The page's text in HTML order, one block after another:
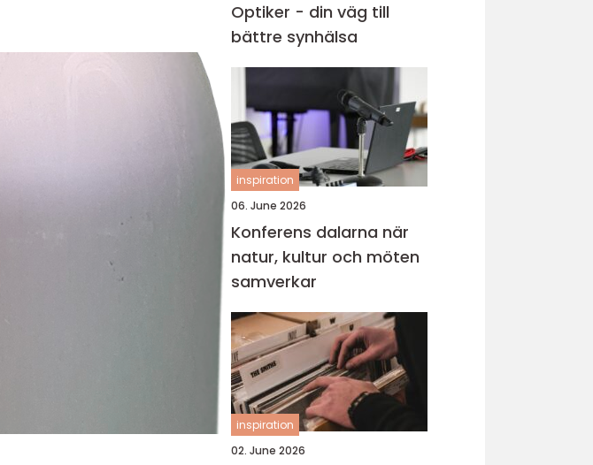
Optiker - din väg till
bättre synhälsa
inspiration
06. June 2026
Konferens dalarna när
natur, kultur och möten
samverkar
inspiration
02. June 2026